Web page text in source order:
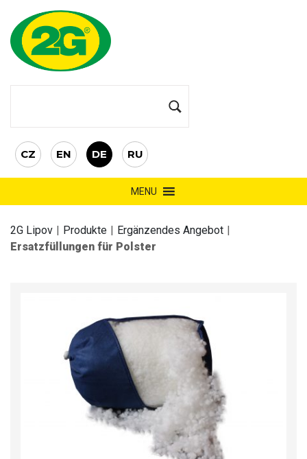
CZ EN DE RU
MENU
2G Lipov | Produkte | Ergänzendes Angebot |
Ersatzfüllungen für Polster